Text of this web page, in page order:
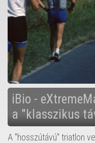
iBio -
a "klasszikus
A "hosszútávú" triatlon